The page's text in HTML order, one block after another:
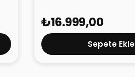
₺16.999,00
Sepete Ekle